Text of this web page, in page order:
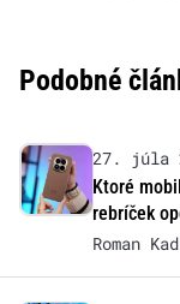
Podobné
27. júla
Ktoré
rebríček
Roman